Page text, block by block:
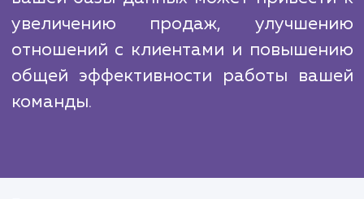
анализа, вниманием к деталям и
стремлением к совершенству. Мы верим,
наши клиенты заслуживают лучшего, и
мы постоянно работаем над улучшением
услуг и процессов.